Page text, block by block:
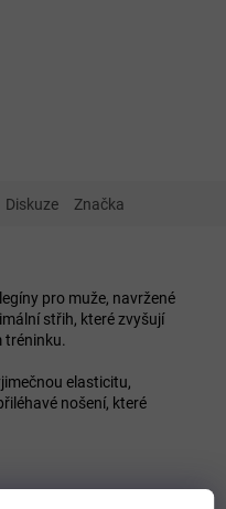
Diskuze Značka
pro muže, navržené
střih, které zvyšují
tréninku.
elasticitu,
nošení, které